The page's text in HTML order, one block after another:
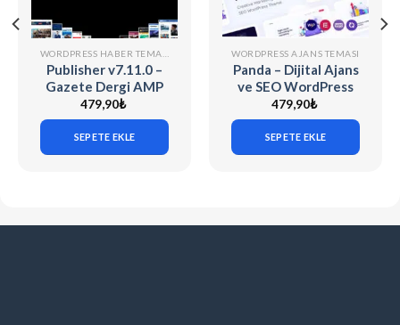
Publisher v7.11.0 –
Gazete Dergi AMP
Uyumlu WordPress
Teması
479,90₺
SEPETE EKLE
WORDPRESS AJANS TEMASI
Panda – Dijital Ajans
ve SEO WordPress
Tema
479,90₺
SEPETE EKLE